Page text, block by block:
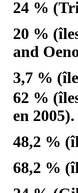
24 %
20 %
and
3,7 %
62 %
en 2005).
48,2 %
68,2 %